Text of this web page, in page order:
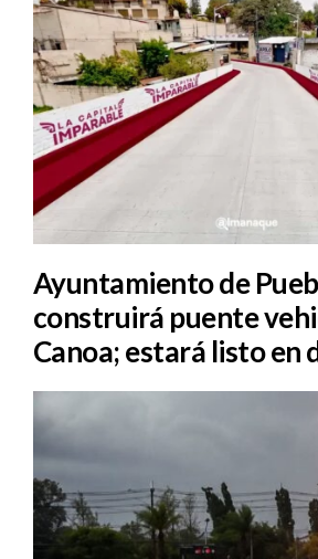
Ayuntamiento de
construirá puente
Canoa; estará listo en